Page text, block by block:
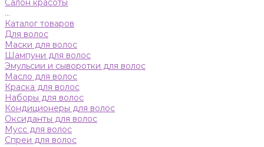
Салон красоты
...
Каталог товаров
Для волос
Маски для волос
Шампуни для волос
Эмульсии и сыворотки для волос
Масло для волос
Краска для волос
Наборы для волос
Кондиционеры для волос
Оксиданты для волос
Мусс для волос
Спреи для волос